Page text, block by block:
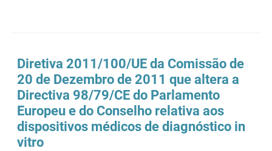
Diretiva 2011/100/UE da Comissão de
20 de Dezembro de 2011 que altera a
Directiva 98/79/CE do Parlamento
Europeu e do Conselho relativa aos
dispositivos médicos de diagnóstico in
vitro